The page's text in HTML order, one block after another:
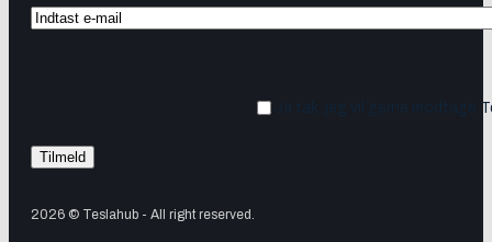
Ja tak, jeg vil gerne modtage
2026 © Teslahub - All right reserved.